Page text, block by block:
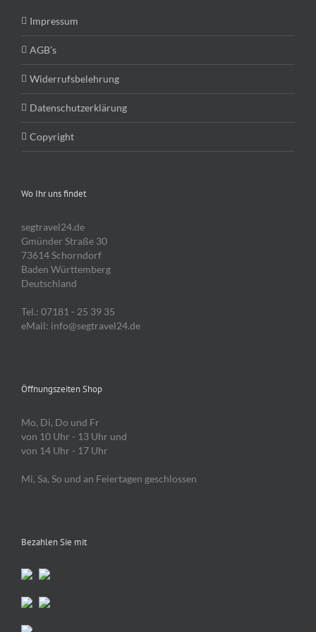
Impressum
AGB’s
Widerrufsbelehrung
Datenschutzerklärung
Copyright
Wo Ihr uns findet
segtravel24.de
Gmünder Straße 30
73614 Schorndorf
Baden Württemberg
Deutschland
Tel.: 07181 - 25 39 35
eMail: info@segtravel24.de
Öffnungszeiten Shop
Mo, Di, Do und Fr
von 10 Uhr - 13 Uhr und
von 14 Uhr - 17 Uhr
Mi, Sa, So und an Feiertagen geschlossen
Bezahlen Sie mit